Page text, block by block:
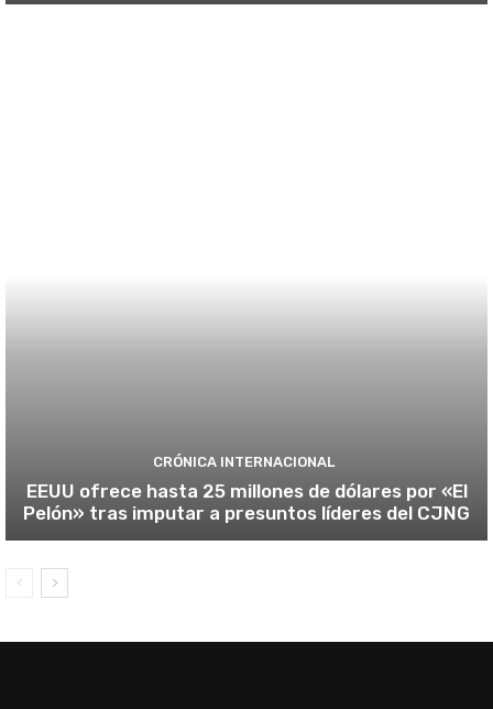
CRÓNICA INTERNACIONAL
EEUU ofrece hasta 25 millones de dólares por «El
Pelón» tras imputar a presuntos líderes del CJNG